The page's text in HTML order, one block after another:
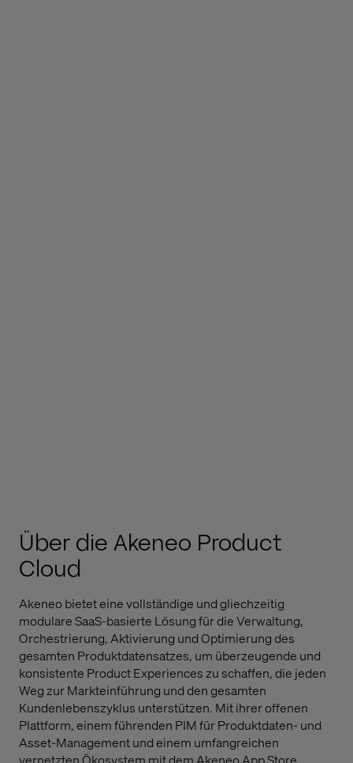
Über die Akeneo Product
Cloud
Akeneo bietet eine vollständige und gliechzeitig
modulare SaaS-basierte Lösung für die Verwaltung,
Orchestrierung, Aktivierung und Optimierung des
gesamten Produktdatensatzes, um überzeugende und
konsistente Product Experiences zu schaffen, die jeden
Weg zur Markteinführung und den gesamten
Kundenlebenszyklus unterstützen. Mit ihrer offenen
Plattform, einem führenden PIM für Produktdaten- und
Asset-Management und einem umfangreichen
vernetzten Ökosystem mit dem Akeneo App Store